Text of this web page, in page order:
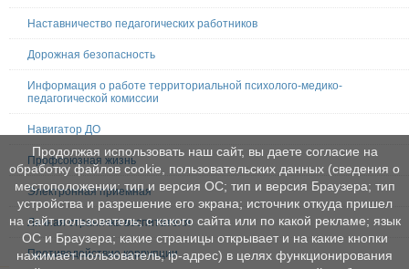
Наставничество педагогических работников
Дорожная безопасность
Информация о работе территориальной психолого-медико-
педагогической комиссии
Навигатор ДО
Профсоюзная жизнь
Электронная приемная
Личная страничка воспитателя
Противодействие коррупции
Продолжая использовать наш сайт, вы даете согласие на
обработку файлов cookie, пользовательских данных (сведения о
местоположении; тип и версия ОС; тип и версия Браузера; тип
устройства и разрешение его экрана; источник откуда пришел
на сайт пользователь; с какого сайта или по какой рекламе; язык
ОС и Браузера; какие страницы открывает и на какие кнопки
нажимает пользователь; ip-адрес) в целях функционирования